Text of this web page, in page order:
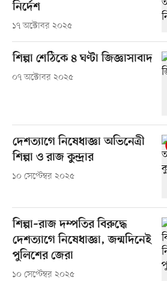
নির্দেশ
১৭ অক্টোবর ২০২৫
শিল্পা শেঠিকে ৪ ঘণ্টা জিজ্ঞাসাবাদ
০৭ অক্টোবর ২০২৫
দেশত্যাগে নিষেধাজ্ঞা অভিনেত্রী
শিল্পা ও রাজ কুন্দ্রার
১০ সেপ্টেম্বর ২০২৫
শিল্পা–রাজ দম্পতির বিরুদ্ধে
দেশত্যাগে নিষেধাজ্ঞা, জন্মদিনেই
পুলিশের জেরা
১০ সেপ্টেম্বর ২০২৫